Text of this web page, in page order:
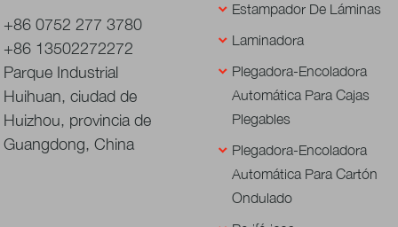
+86 0752 277 3780
+86 13502272272
Parque Industrial
Huihuan, ciudad de
Huizhou, provincia de
Guangdong, China
Estampador De Láminas
Laminadora
Plegadora-Encoladora
Automática Para Cajas
Plegables
Plegadora-Encoladora
Automática Para Cartón
Ondulado